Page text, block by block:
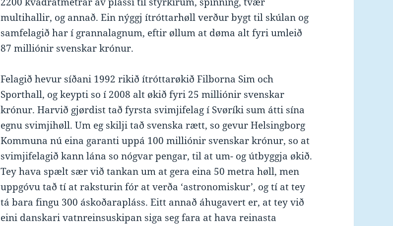
multihallir, og annað. Ein nýggj ítróttarhøll verður bygt til skúlan og
samfelagið har í grannalagnum, eftir øllum at døma alt fyri umleið
87 milliónir svenskar krónur.
Felagið hevur síðani 1992 rikið ítróttarøkið Filborna Sim och
Sporthall, og keypti so í 2008 alt økið fyri 25 milliónir svenskar
krónur. Harvið gjørdist tað fyrsta svimjifelag í Svøríki sum átti sína
egnu svimjihøll. Um eg skilji tað svenska rætt, so gevur Helsingborg
Kommuna nú eina garanti uppá 100 milliónir svenskar krónur, so at
svimjifelagið kann lána so nógvar pengar, til at um- og útbyggja økið.
Tey hava spælt sær við tankan um at gera eina 50 metra høll, men
uppgóvu tað tí at raksturin fór at verða ‘astronomiskur’, og tí at tey
tá bara fingu 300 áskoðarapláss. Eitt annað áhugavert er, at tey við
eini danskari vatnreinsuskipan siga seg fara at hava reinasta